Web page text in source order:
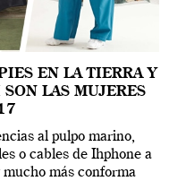
EN LA TIERRA Y
LAS MUJERES
al pulpo marino,
o cables de Ihphone a
más conforma